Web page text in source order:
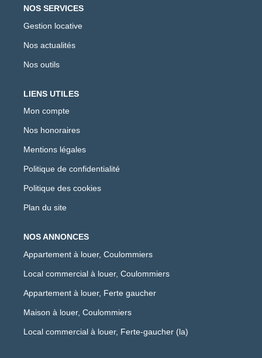
NOS SERVICES
Gestion locative
Nos actualités
Nos outils
LIENS UTILES
Mon compte
Nos honoraires
Mentions légales
Politique de confidentialité
Politique des cookies
Plan du site
NOS ANNONCES
Appartement à louer, Coulommiers
Local commercial à louer, Coulommiers
Appartement à louer, Ferte gaucher
Maison à louer, Coulommiers
Local commercial à louer, Ferte-gaucher (la)